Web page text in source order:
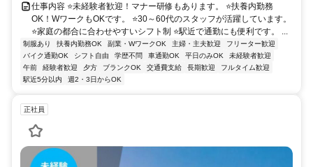
仕事内容 ⭐未経験者歓迎！マナー研修もあります。 ⭐扶養内勤務
OK！WワークもOKです。 ⭐30～60代のスタッフが活躍しています。
⭐家庭の都合に合わせやすいシフト制 ⭐駅近で通勤にも便利です。 ...
制服あり 扶養内勤務OK 副業・WワークOK 主婦・主夫歓迎
フリーター歓迎
バイク通勤OK
シフト自由 学歴不問 車通勤OK 平日のみOK
未経験者歓迎
午前
経験者歓迎 夕方 ブランクOK 交通費支給 長期歓迎
フルタイム歓迎
駅近5分以内
週2・3日からOK
正社員